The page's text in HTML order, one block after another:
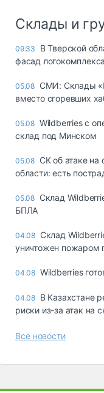
Склады и
09:33
В Тверской
фасад
05.08 СМИ: Склады
вместо сгоревших
05.08 Wildberries с
склад под Минском
05.08 СК об атаке на
области: есть
05.08 Склад
БПЛА
04.08 Склад
уничтожен пожаром
04.08 Wildberries
04.08 В Казахстане
риски из-за атак на
Все новости